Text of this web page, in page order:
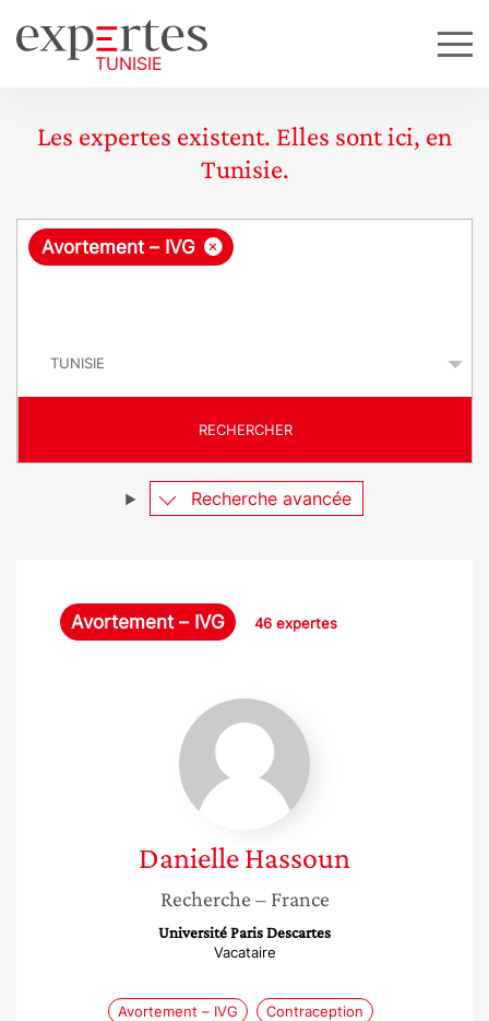
Les expertes existent. Elles sont ici, en
Tunisie.
R
ê
e
×
Avortement – IVG
RECHERCHER
Recherche avancée
Avortement – IVG 46 expertes
Danielle
Hassoun
DanielleHassoun
Recherche – France
Université Paris Descartes
Vacataire
Avortement – IVG Contraception